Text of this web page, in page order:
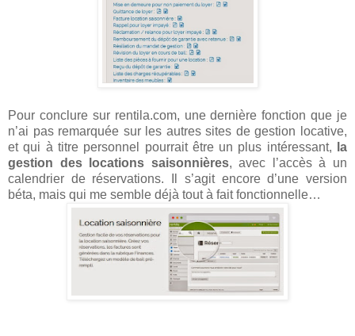
Pour conclure sur rentila.com, une dernière fonction que je
n’ai pas remarquée sur les autres sites de gestion locative,
et qui à titre personnel pourrait être un plus intéressant,
la
gestion des locations saisonnières, avec l’accès à un
calendrier de réservations. Il s’agit encore d’une version
béta, mais qui me semble déjà tout à fait fonctionnelle…